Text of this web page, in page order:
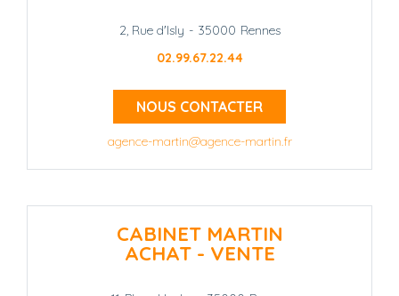
2, Rue d'Isly - 35000 Rennes
02.99.67.22.44
NOUS CONTACTER
agence-martin@agence-martin.fr
CABINET MARTIN
ACHAT - VENTE